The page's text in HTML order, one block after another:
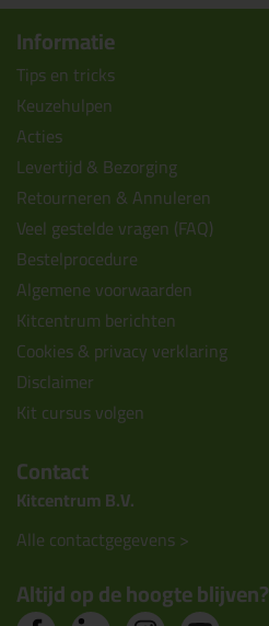
Informatie
Tips en tricks
Keuzehulpen
Acties
Levertijd & Bezorging
Retourneren & Annuleren
Veel gestelde vragen (FAQ)
Bestelprocedure
Algemene voorwaarden
Kitcentrum berichten
Cookies & privacy verklaring
Disclaimer
Kit cursus volgen
Contact
Kitcentrum B.V.
Alle contactgegevens >
Altijd op de hoogte blijven?